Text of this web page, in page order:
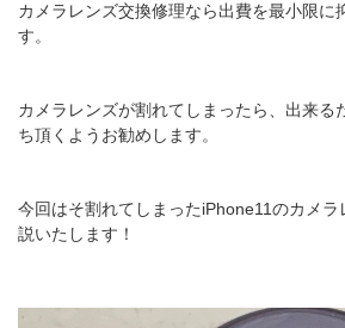
カメラレンズ交換修理なら出費を最小限に
す。
カメラレンズが割れてしまったら、出来る
ち頂くようお勧めします。
今回はそ割れてしまったiPhone11のカメ
説いたします！